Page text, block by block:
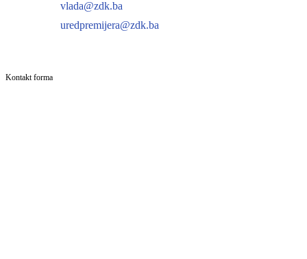
vlada@zdk.ba
uredpremijera@zdk.ba
Kontakt forma